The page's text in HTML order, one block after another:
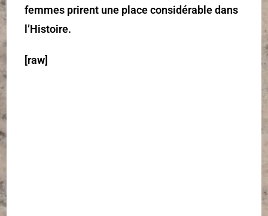
femmes prirent une place considérable dans
l’Histoire.
[raw]